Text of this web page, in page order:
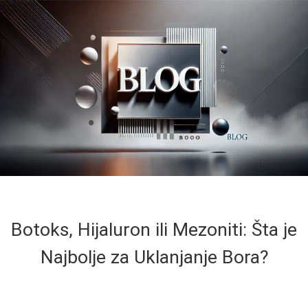
Botoks, Hijaluron ili Mezoniti: Šta je
Najbolje za Uklanjanje Bora?